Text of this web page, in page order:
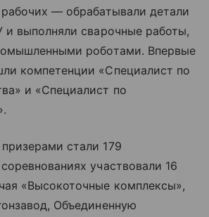
— обрабатывали детали
и выполняли сварочные работы,
роботами. Впервые
компетенции «Специалист по
и «Специалист по
стали 179
участвовали 16
«Высокоточные комплексы»,
Объединенную